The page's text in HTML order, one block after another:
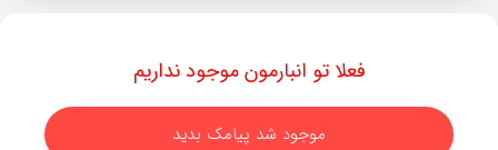
فعلا تو انبارمون موجود نداریم
موجود شد پیامک بدید